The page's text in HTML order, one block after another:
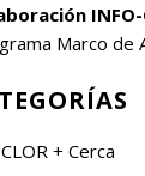
INFO-
Marco de
+ Cerca